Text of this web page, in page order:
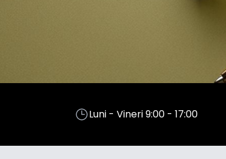
Luni - Vineri 9:00 - 17:00